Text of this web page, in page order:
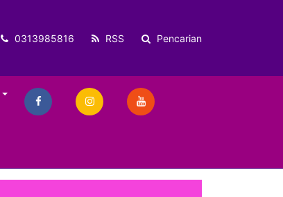
0313985816 RSS Pencarian